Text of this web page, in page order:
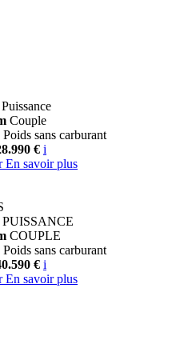
Puissance
Couple
Poids sans carburant
€ i
En savoir plus
PUISSANCE
COUPLE
Poids sans carburant
€ i
En savoir plus